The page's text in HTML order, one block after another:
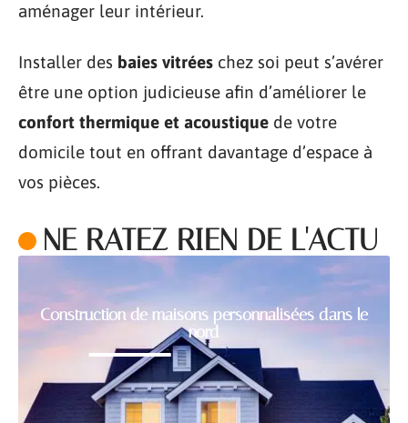
aménager leur intérieur.
Installer des baies vitrées chez soi peut s’avérer
être une option judicieuse afin d’améliorer le
confort thermique et acoustique de votre
domicile tout en offrant davantage d’espace à
vos pièces.
NE RATEZ RIEN DE L'ACTU
Construction de maisons personnalisées dans le
nord